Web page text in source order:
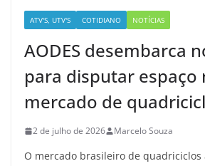
ATV'S, UTV'S COTIDIANO NOTÍCIAS
AODES desembarca
para disputar espaço
mercado de
2 de julho de 2026 Marcelo Souza
O mercado brasileiro de quadriciclos